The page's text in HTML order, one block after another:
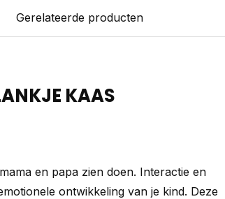
Gerelateerde producten
KAAS
en papa zien doen. Interactie en
ontwikkeling van je kind. Deze